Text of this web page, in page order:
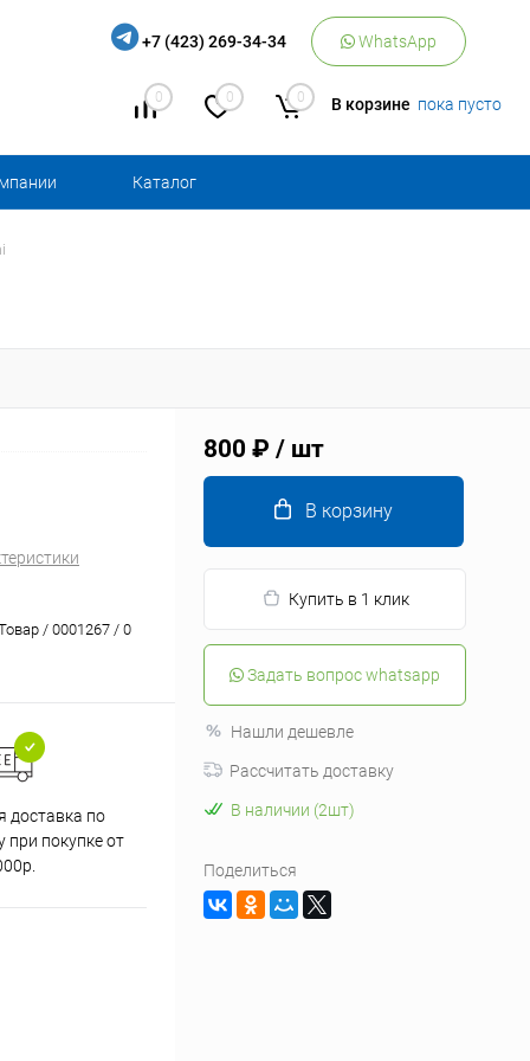
+7 (423) 269-34-34 WhatsApp
0 0 0 В корзине пока пусто
Каталог
/ 0001267 / 0
доставка по
при покупке от
800 ₽ / шт
В корзину
Купить в 1 клик
Задать вопрос whatsapp
Нашли дешевле
Рассчитать доставку
В наличии (2шт)
Поделиться